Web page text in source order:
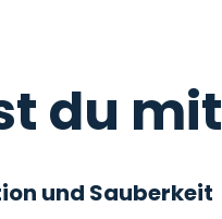
du mit
und Sauberkeit